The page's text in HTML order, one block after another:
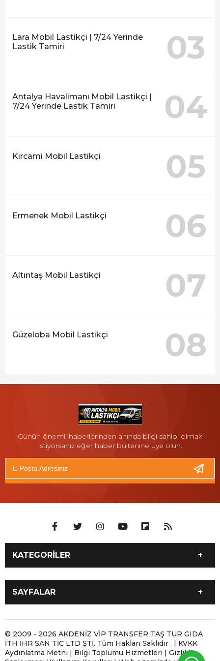
Lara Mobil Lastikçi | 7/24 Yerinde
Lastik Tamiri
03
Antalya Havalimanı Mobil Lastikçi |
7/24 Yerinde Lastik Tamiri
04
Kırcami Mobil Lastikçi 05
Ermenek Mobil Lastikçi 06
Altıntaş Mobil Lastikçi 07
Güzeloba Mobil Lastikçi 08
Günün önemli haberlerinden anında bilgi sahibi olmak
istiyorsanız eğer haber bültenine üye olun.
KATEGORİLER
İLETİŞİM 05061800102
Antalya 7/24 Moto Yol
Taşıma
Antalya Motosiklet Çekici
ve Moto Yol Yardım
Antalya Moto Yol Yardım |
Motosikletiniz Yolda
Kaldığında
SAYFALAR
Antalya 7/24 Moto Yol
Yardım ve Motosiklet
Taşıma
Antalya Yerinde Lastik
Tamiri | 7/24 Mobil
Lastikçi
© 2009 - 2026 AKDENİZ VİP TRANSFER TAŞ TUR GIDA
İTH İHR SAN TİC LTD ŞTİ. Tüm Hakları Saklıdır . | KVKK
Aydınlatma Metni | Bilgi Toplumu Hizmetleri | Gizlilik